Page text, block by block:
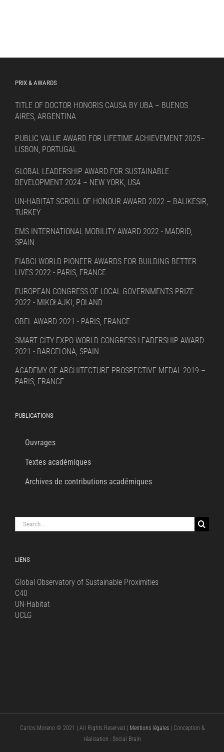
PRIX & AWARDS
TITLE OF DOCTOR HONORIS CAUSA BY UBA – BUENOS
AIRES, ARGENTINA
PUBLIC VALUE AWARD FOR LIFETIME ACHIEVEMENT 2025–
LISBON, PORTUGAL
GLOBAL LEADERSHIP AWARD FOR SUSTAINABLE
DEVELOPMENT 2024 – NEW YORK, USA
UN-HABITAT SCROLL OF HONOUR AWARD 2022 – BALIKESIR,
TURKEY
EMS INTERNATIONAL MOBILITY AWARD 2022 - MADRID,
SPAIN
FIABCI WORLD PIONEER AWARDS FOR BUILDING BETTER
LIVES 2022 - PARIS, FRANCE
EUROPEAN CONGRESS OF LOCAL GOVERNMENTS PRIZE
2022 - MIKOŁAJKI, POLAND
OBEL AWARD 2021 - PARIS, FRANCE
SMART CITY EXPO WORLD CONGRESS LEADERSHIP AWARD
2021 - BARCELONA, SPAIN
ACADEMY OF ARCHITECTURE PROSPECTIVE MEDAL 2019 –
PARIS, FRANCE
PUBLICATIONS
Ouvrages
Textes académiques
Archives de contributions académiques
Search
for:
LIENS
Global Observatory of Sustainable Proximities
C40
UN-Habitat
UCLG
Carlos Moreno © 2021 | All Rights Reserved | Mentions légales| Conception &
réalisation : Social Brain